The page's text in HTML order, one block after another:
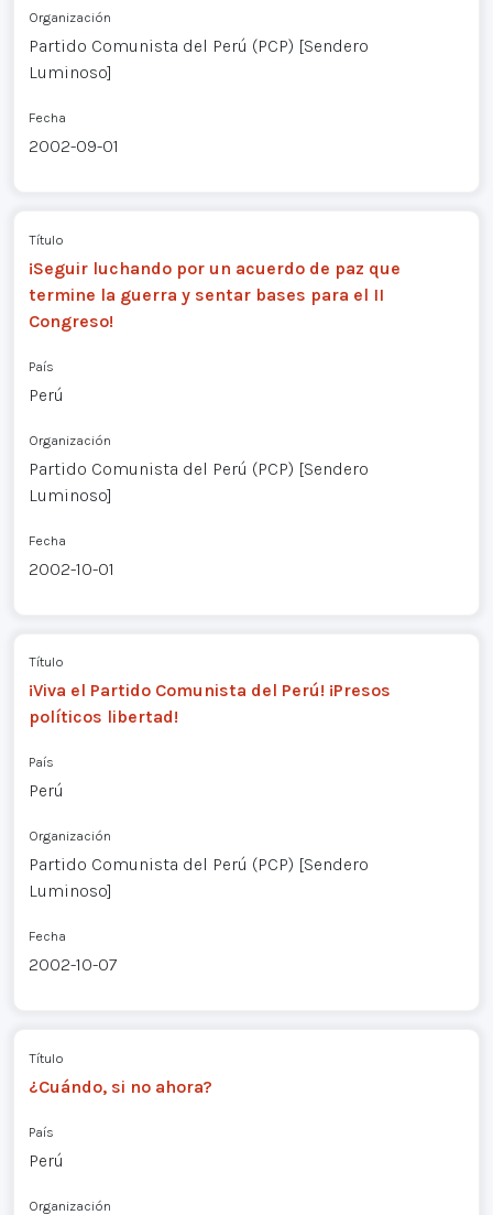
Organización
Partido Comunista del Perú (PCP) [Sendero
Luminoso]
Fecha
2002-09-01
Título
¡Seguir luchando por un acuerdo de paz que
termine la guerra y sentar bases para el II
Congreso!
País
Perú
Organización
Partido Comunista del Perú (PCP) [Sendero
Luminoso]
Fecha
2002-10-01
Título
¡Viva el Partido Comunista del Perú! ¡Presos
políticos libertad!
País
Perú
Organización
Partido Comunista del Perú (PCP) [Sendero
Luminoso]
Fecha
2002-10-07
Título
¿Cuándo, si no ahora?
País
Perú
Organización